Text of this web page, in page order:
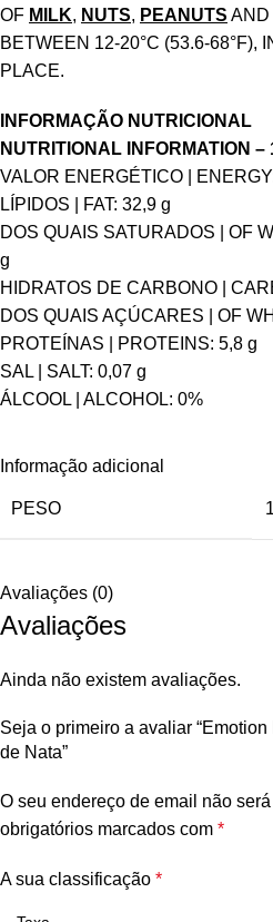
OF MILK, NUTS, PEANUTS AND
BETWEEN 12-20°C (53.6-68°F),
PLACE.
INFORMAÇÃO NUTRICIONAL
NUTRITIONAL INFORMATION –
VALOR ENERGÉTICO |
LÍPIDOS | FAT: 32,9 g
DOS QUAIS SATURADOS | OF
g
HIDRATOS DE CARBONO |
DOS QUAIS AÇÚCARES | OF
PROTEÍNAS | PROTEINS: 5,8 g
SAL | SALT: 0,07 g
ÁLCOOL | ALCOHOL: 0%
Informação adicional
PESO
Avaliações (0)
Avaliações
Ainda não existem avaliações.
Seja o primeiro a avaliar
de Nata”
O seu endereço de email não
obrigatórios marcados com *
A sua classificação *